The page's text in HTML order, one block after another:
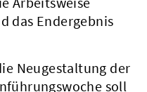
das Endergebnis
Neugestaltung der
soll